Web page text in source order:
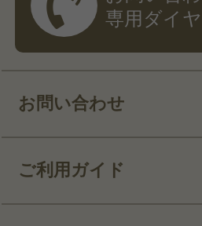
専用ダイ
お問い合わせ
ご利用ガイド